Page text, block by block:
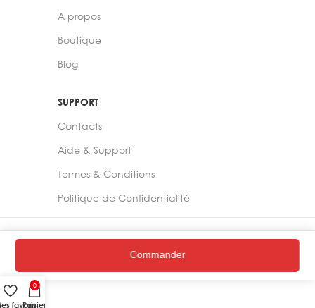
A propos
Boutique
Blog
SUPPORT
Contacts
Aide & Support
Termes & Conditions
Politique de Confidentialité
2024 – Chelia Store
favoris
0
Panier
Commander